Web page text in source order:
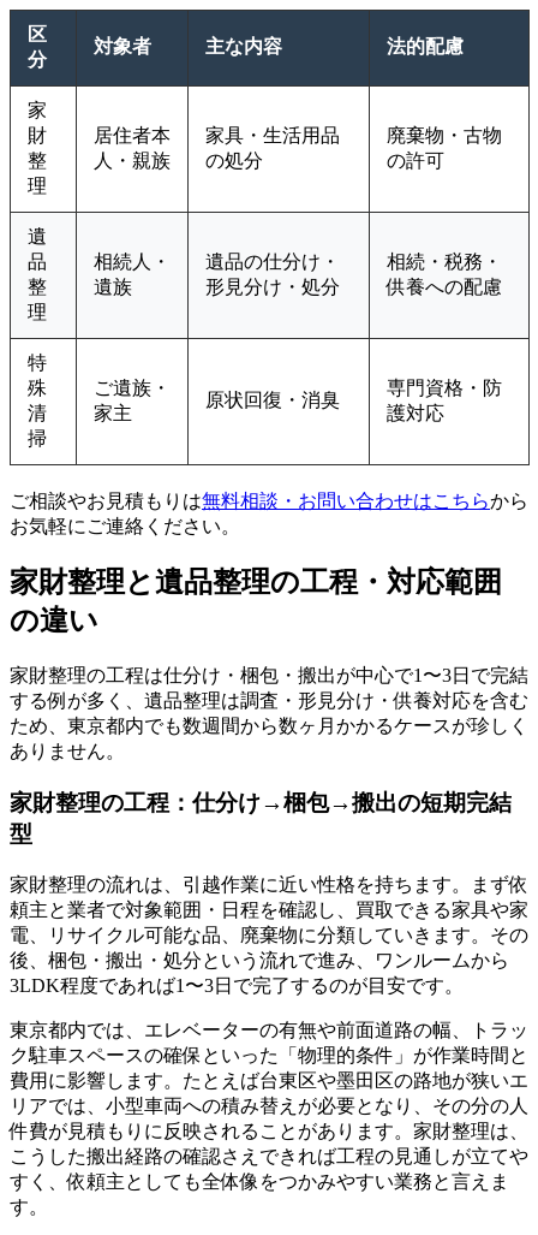
区
分
対象者 主な内容 法的配慮
家
財
整
理
居住者本
人・親族
家具・生活用品
の処分
廃棄物・古物
の許可
遺
品
整
理
相続人・
遺族
遺品の仕分け・
形見分け・処分
相続・税務・
供養への配慮
特
殊
清
掃
ご遺族・
家主
原状回復・消臭
専門資格・防
護対応
ご相談やお見積もりは無料相談・お問い合わせはこちらから
お気軽にご連絡ください。
家財整理と遺品整理の工程・対応範囲
の違い
家財整理の工程は仕分け・梱包・搬出が中心で1〜3日で完結
する例が多く、遺品整理は調査・形見分け・供養対応を含む
ため、東京都内でも数週間から数ヶ月かかるケースが珍しく
ありません。
家財整理の工程：仕分け→梱包→搬出の短期完結
型
家財整理の流れは、引越作業に近い性格を持ちます。まず依
頼主と業者で対象範囲・日程を確認し、買取できる家具や家
電、リサイクル可能な品、廃棄物に分類していきます。その
後、梱包・搬出・処分という流れで進み、ワンルームから
3LDK程度であれば1〜3日で完了するのが目安です。
東京都内では、エレベーターの有無や前面道路の幅、トラッ
ク駐車スペースの確保といった「物理的条件」が作業時間と
費用に影響します。たとえば台東区や墨田区の路地が狭いエ
リアでは、小型車両への積み替えが必要となり、その分の人
件費が見積もりに反映されることがあります。家財整理は、
こうした搬出経路の確認さえできれば工程の見通しが立てや
すく、依頼主としても全体像をつかみやすい業務と言えま
す。